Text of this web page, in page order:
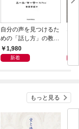
自分の声を見つけるた
めの「話し方」の教
室 Ｏｒａｃｙ（オラ
シー）
1,980
新着
な
もっと見る